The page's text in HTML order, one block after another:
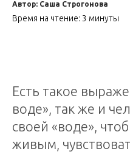
Автор: Саша Строгонова
Время на чтение: 3 минуты
Есть такое
воде», так же и
своей «воде»,
живым,